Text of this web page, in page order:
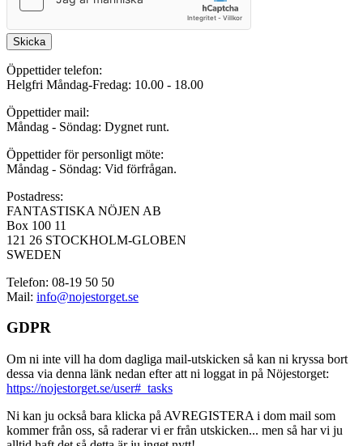
Skicka
Öppettider telefon:
Helgfri Måndag-Fredag: 10.00 - 18.00
Öppettider mail:
Måndag - Söndag: Dygnet runt.
Öppettider för personligt möte:
Måndag - Söndag: Vid förfrågan.
Postadress:
FANTASTISKA NÖJEN AB
Box 100 11
121 26 STOCKHOLM-GLOBEN
SWEDEN
Telefon: 08-19 50 50
Mail: info@nojestorget.se
GDPR
Om ni inte vill ha dom dagliga mail-utskicken så kan ni kryssa bort
dessa via denna länk nedan efter att ni loggat in på Nöjestorget:
https://nojestorget.se/user#_tasks
Ni kan ju också bara klicka på AVREGISTERA i dom mail som
kommer från oss, så raderar vi er från utskicken... men så har vi ju